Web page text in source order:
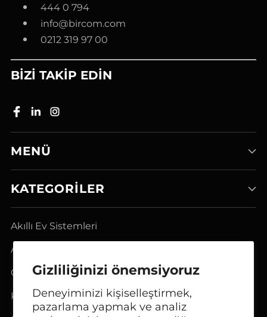
Gizliliğinizi önemsiyoruz
Deneyiminizi kişiselleştirmek,
pazarlama yapmak ve analiz
444 0 794
info@bircom.com
0212 319 97 00
BİZİ TAKİP EDİN
MENÜ
KATEGORILER
Akıllı Ev Sistemleri
Ağ Modem Ürünleri
GSM FCT Terminalleri
Kulaklıklar